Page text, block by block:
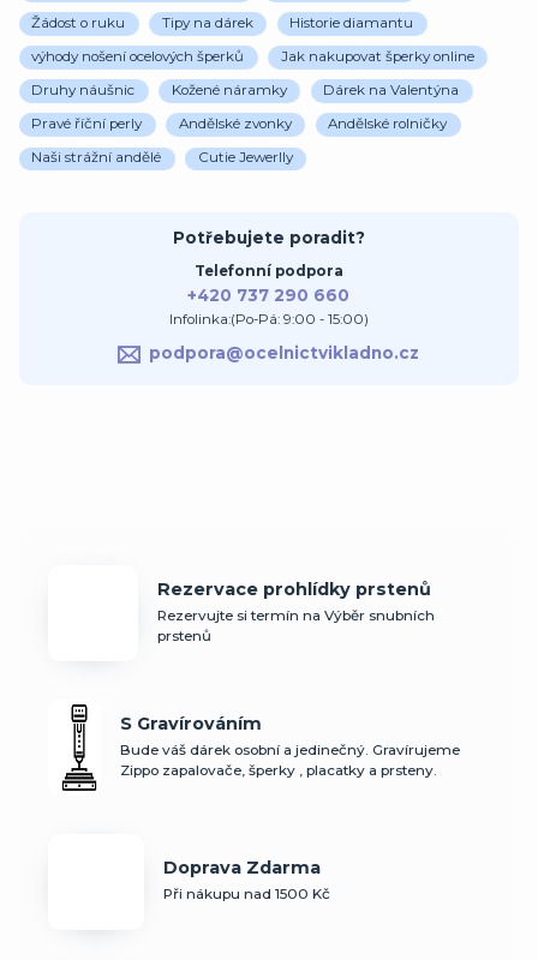
Žádost o ruku Tipy na dárek Historie diamantu
výhody nošení ocelových šperků Jak nakupovat šperky online
Druhy náušnic Kožené náramky Dárek na Valentýna
Pravé říční perly Andělské zvonky Andělské rolničky
Naši strážní andělé Cutie Jewerlly
Potřebujete poradit?
Telefonní podpora
+420 737 290 660
Infolinka:(Po-Pá: 9:00 - 15:00)
podpora@ocelnictvikladno.cz
Rezervace prohlídky prstenů
Rezervujte si termín na Výběr snubních
prstenů
S Gravírováním
Bude váš dárek osobní a jedinečný. Gravírujeme
Zippo zapalovače, šperky , placatky a prsteny.
Doprava Zdarma
Při nákupu nad 1500 Kč